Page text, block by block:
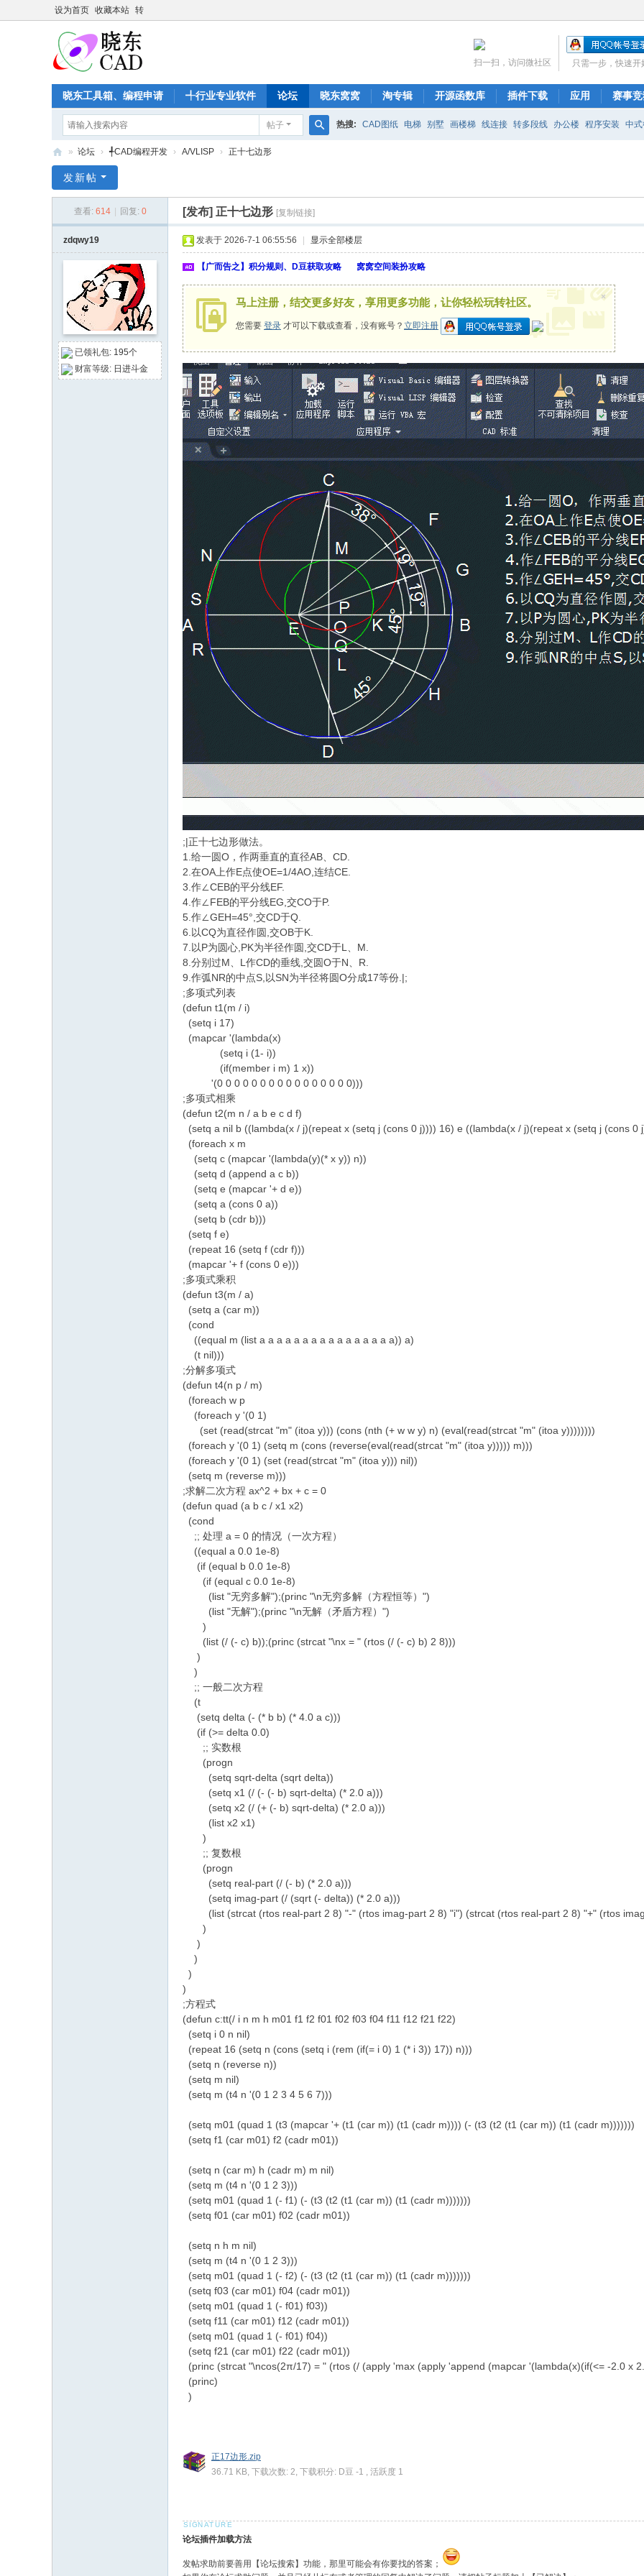
设为首页 收藏本站 转
只需一步，快速开
扫一扫，访问微社区
晓东工具箱、编程申请 ╃行业专业软件 论坛 晓东窝窝 淘专辑 开源函数库 插件下载 应用 赛事
帖子 热搜: CAD图纸 电梯 别墅 画楼梯 线连接 转多段线 办公楼 程序安装 中
东
D
论
坛
» 论坛 › ╃CAD编程开发 › A/VLISP › 正十七边形
发新帖
查看: 614 回复: 0 [发布] 正十七边形 [复制链接]
zdqwy19
已领礼包: 195个
财富等级: 日进斗金
发表于 2026-7-1 06:55:56 显示全部楼层
【广而告之】积分规则、D豆获取攻略 窝窝空间装扮攻略
马上注册，结交更多好友，享用更多功能，让你轻松玩转社区。
您需要 登录 才可以下载或查看，没有账号？ 立即注册
×
;|正十七边形做法。
1.给一圆O，作两垂直的直径AB、CD.
2.在OA上作E点使OE=1/4AO,连结CE.
3.作∠CEB的平分线EF.
4.作∠FEB的平分线EG,交CO于P.
5.作∠GEH=45°,交CD于Q.
6.以CQ为直径作圆,交OB于K.
7.以P为圆心,PK为半径作圆,交CD于L、M.
8.分别过M、L作CD的垂线,交圆O于N、R.
9.作弧NR的中点S,以SN为半径将圆O分成17等份.|;
;多项式列表
(defun t1(m / i)
(setq i 17)
(mapcar '(lambda(x)
(setq i (1- i))
(if(member i m) 1 x))
'(0 0 0 0 0 0 0 0 0 0 0 0 0 0 0 0)))
;多项式相乘
(defun t2(m n / a b e c d f)
(setq a nil b ((lambda(x / j)(repeat x (setq j (cons 0 j)))) 16) e ((lambda(x / j)(repeat x (setq j (cons 0
(foreach x m
(setq c (mapcar '(lambda(y)(* x y)) n))
(setq d (append a c b))
(setq e (mapcar '+ d e))
(setq a (cons 0 a))
(setq b (cdr b)))
(setq f e)
(repeat 16 (setq f (cdr f)))
(mapcar '+ f (cons 0 e)))
;多项式乘积
(defun t3(m / a)
(setq a (car m))
(cond
((equal m (list a a a a a a a a a a a a a a a a)) a)
(t nil)))
;分解多项式
(defun t4(n p / m)
(foreach w p
(foreach y '(0 1)
(set (read(strcat "m" (itoa y))) (cons (nth (+ w w y) n) (eval(read(strcat "m" (itoa y))))))))
(foreach y '(0 1) (setq m (cons (reverse(eval(read(strcat "m" (itoa y))))) m)))
(foreach y '(0 1) (set (read(strcat "m" (itoa y))) nil))
(setq m (reverse m)))
;求解二次方程 ax^2 + bx + c = 0
(defun quad (a b c / x1 x2)
(cond
;; 处理 a = 0 的情况（一次方程）
((equal a 0.0 1e-8)
(if (equal b 0.0 1e-8)
(if (equal c 0.0 1e-8)
(list "无穷多解");(princ "\n无穷多解（方程恒等）")
(list "无解");(princ "\n无解（矛盾方程）")
)
(list (/ (- c) b));(princ (strcat "\nx = " (rtos (/ (- c) b) 2 8)))
)
)
;; 一般二次方程
(t
(setq delta (- (* b b) (* 4.0 a c)))
(if (>= delta 0.0)
;; 实数根
(progn
(setq sqrt-delta (sqrt delta))
(setq x1 (/ (- (- b) sqrt-delta) (* 2.0 a)))
(setq x2 (/ (+ (- b) sqrt-delta) (* 2.0 a)))
(list x2 x1)
)
;; 复数根
(progn
(setq real-part (/ (- b) (* 2.0 a)))
(setq imag-part (/ (sqrt (- delta)) (* 2.0 a)))
(list (strcat (rtos real-part 2 8) "-" (rtos imag-part 2 8) "i") (strcat (rtos real-part 2 8) "+" (rtos
)
)
)
)
)
;方程式
(defun c:tt(/ i n m h m01 f1 f2 f01 f02 f03 f04 f11 f12 f21 f22)
(setq i 0 n nil)
(repeat 16 (setq n (cons (setq i (rem (if(= i 0) 1 (* i 3)) 17)) n)))
(setq n (reverse n))
(setq m nil)
(setq m (t4 n '(0 1 2 3 4 5 6 7)))
(setq m01 (quad 1 (t3 (mapcar '+ (t1 (car m)) (t1 (cadr m)))) (- (t3 (t2 (t1 (car m)) (t1 (cadr m)))))))
(setq f1 (car m01) f2 (cadr m01))
(setq n (car m) h (cadr m) m nil)
(setq m (t4 n '(0 1 2 3)))
(setq m01 (quad 1 (- f1) (- (t3 (t2 (t1 (car m)) (t1 (cadr m)))))))
(setq f01 (car m01) f02 (cadr m01))
(setq n h m nil)
(setq m (t4 n '(0 1 2 3)))
(setq m01 (quad 1 (- f2) (- (t3 (t2 (t1 (car m)) (t1 (cadr m)))))))
(setq f03 (car m01) f04 (cadr m01))
(setq m01 (quad 1 (- f01) f03))
(setq f11 (car m01) f12 (cadr m01))
(setq m01 (quad 1 (- f01) f04))
(setq f21 (car m01) f22 (cadr m01))
(princ (strcat "\ncos(2π/17) = " (rtos (/ (apply 'max (apply 'append (mapcar '(lambda(x)(if(<= -2.0 x
(princ)
)
正17边形.zip
36.71 KB, 下载次数: 2, 下载积分: D豆 -1 , 活跃度 1
论坛插件加载方法
发帖求助前要善用【论坛搜索】功能，那里可能会有你要找的答案；